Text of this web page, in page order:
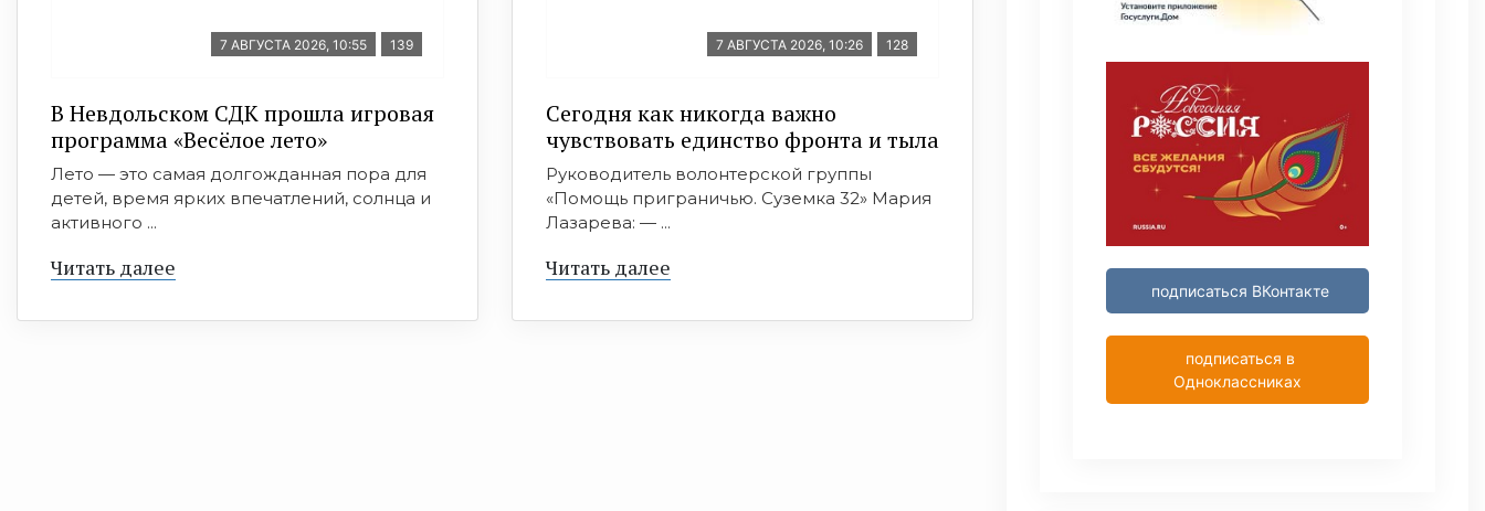
7 АВГУСТА 2026, 10:55 139
В Невдольском СДК прошла игровая
программа «Весёлое лето»
Лето — это самая долгожданная пора для
детей, время ярких впечатлений, солнца и
активного ...
Читать далее
7 АВГУСТА 2026, 10:26 128
Сегодня как никогда важно
чувствовать единство фронта и тыла
Руководитель волонтерской группы
«Помощь приграничью. Суземка 32» Мария
Лазарева: — ...
Читать далее
подписаться ВКонтакте
подписаться в
Одноклассниках